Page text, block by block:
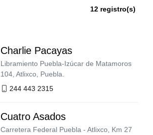
12 registro(s)
Charlie Pacayas
Libramiento Puebla-Izúcar de Matamoros
104, Atlixco, Puebla.
244 443 2315
Cuatro Asados
Carretera Federal Puebla - Atlixco, Km 27